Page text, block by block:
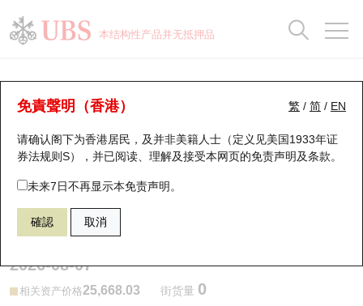
本结构性产品并无抵押品
繁 / 简 / EN
免責聲明（香港）
请确认阁下为香港居民，及并非美籍人士（定义见美国1933年证
券法规则S），并已阅读、理解及接受本网页的免责声明及条款。
未来7日不再显示本免责声明。
確認 取消
牛熊证分析仪
表现 街货统计 比较
67165 瑞银熊证 HSI 恒生指数
2026-08-07
相关资产价格25,668.03 街货量 0
瑞银认股证一览
新发行瑞银认股证
即将到期认股证
认股证到期结算价查找
认股证分析仪
街货统计
比较
牛熊全景快搜
牛熊证搜寻
牛熊证街货分布图
正股牛熊证列表
新发行瑞银牛熊证
街货统计
比较
十大升幅/跌幅
十大认股证成交分布
十天股证占大市成交
资金流
街货统计
正股分析仪
二十大活跃股份
恒指成份股
国指成份股
科指成份股
持股比重
显示所有持股比重
每月轮证大市专题
轮证专栏
讲座及教育短片
认股证投资者教育
牛熊证投资者教育